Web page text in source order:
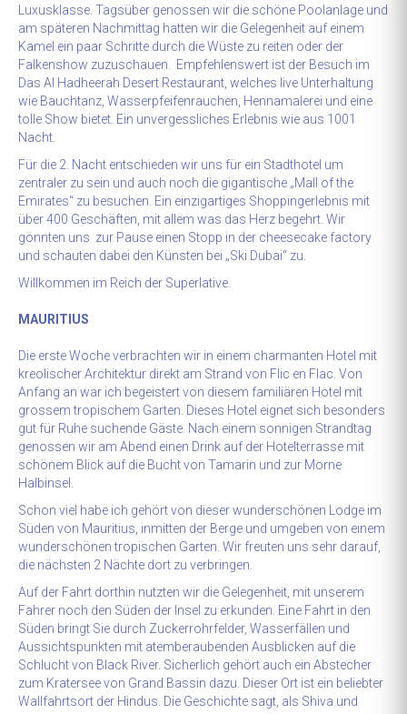
Luxusklasse. Tagsüber genossen wir die schöne Poolanlage und
am späteren Nachmittag hatten wir die Gelegenheit auf einem
Kamel ein paar Schritte durch die Wüste zu reiten oder der
Falkenshow zuzuschauen. Empfehlenswert ist der Besuch im
Das Al Hadheerah Desert Restaurant, welches live Unterhaltung
wie Bauchtanz, Wasserpfeifenrauchen, Hennamalerei und eine
tolle Show bietet. Ein unvergessliches Erlebnis wie aus 1001
Nacht.
Für die 2. Nacht entschieden wir uns für ein Stadthotel um
zentraler zu sein und auch noch die gigantische „Mall of the
Emirates“ zu besuchen. Ein einzigartiges Shoppingerlebnis mit
über 400 Geschäften, mit allem was das Herz begehrt. Wir
gönnten uns zur Pause einen Stopp in der cheesecake factory
und schauten dabei den Künsten bei „Ski Dubai“ zu.
Willkommen im Reich der Superlative.
MAURITIUS
Die erste Woche verbrachten wir in einem charmanten Hotel mit
kreolischer Architektur direkt am Strand von Flic en Flac. Von
Anfang an war ich begeistert von diesem familiären Hotel mit
grossem tropischem Garten. Dieses Hotel eignet sich besonders
gut für Ruhe suchende Gäste. Nach einem sonnigen Strandtag
genossen wir am Abend einen Drink auf der Hotelterrasse mit
schönem Blick auf die Bucht von Tamarin und zur Morne
Halbinsel.
Schon viel habe ich gehört von dieser wunderschönen Lodge im
Süden von Mauritius, inmitten der Berge und umgeben von einem
wunderschönen tropischen Garten. Wir freuten uns sehr darauf,
die nächsten 2 Nächte dort zu verbringen.
Auf der Fahrt dorthin nutzten wir die Gelegenheit, mit unserem
Fahrer noch den Süden der Insel zu erkunden. Eine Fahrt in den
Süden bringt Sie durch Zuckerrohrfelder, Wasserfällen und
Aussichtspunkten mit atemberaubenden Ausblicken auf die
Schlucht von Black River. Sicherlich gehört auch ein Abstecher
zum Kratersee von Grand Bassin dazu. Dieser Ort ist ein beliebter
Wallfahrtsort der Hindus. Die Geschichte sagt, als Shiva und